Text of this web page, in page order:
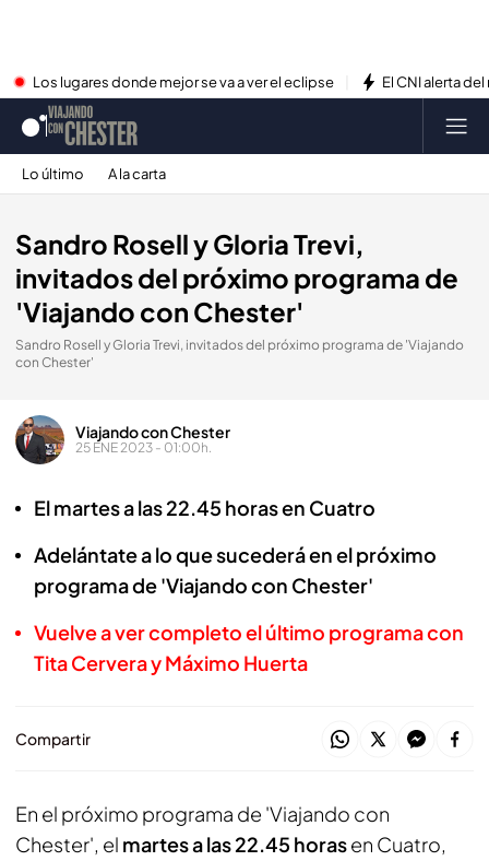
Los lugares donde mejor se va a ver el eclipse El CNI alerta
Lo último A la carta
Sandro Rosell y Gloria Trevi,
invitados del próximo programa de
'Viajando con Chester'
Sandro Rosell y Gloria Trevi, invitados del próximo programa de 'Viajando
con Chester'
Viajando con Chester
25 ENE 2023 - 01:00h.
El martes a las 22.45 horas en Cuatro
Adelántate a lo que sucederá en el próximo
programa de 'Viajando con Chester'
Vuelve a ver completo el último programa con
Tita Cervera y Máximo Huerta
Compartir
En el próximo programa de 'Viajando con
Chester', el martes a las 22.45 horasen Cuatro,